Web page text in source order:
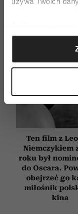
Jeśli wyrazisz na
Gromadzić
geograficznej
dane są
sekcji szczegółów
zmienić lub
Wykorzystujemy
i reklam, aby
analizować ruch
korzystasz z
Ten film z
Niemczykiem
roku był
do Oscara.
obejrzeć go
miłośnik
kina